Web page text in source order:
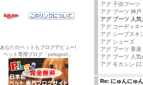
あなたのペットもブログデビュー!
ペット専用ブログ「pelogoo!」
アグ 子供ブーツ
アグ ブーツ 神戸
アグ ブーツ 人気
アグ コーディネ
アグ シープスキ
アグ シューズ
アグ ブーツ 香港
アグ ブーツ 人
アグ モカシン 口
Re: にゅんにゅ